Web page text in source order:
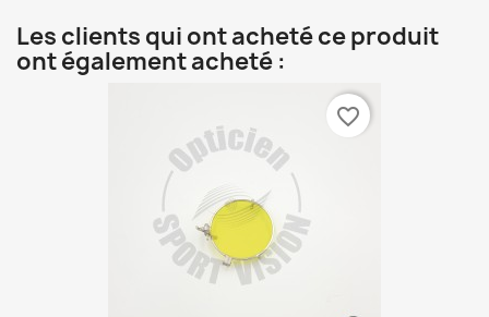
Les clients qui ont acheté ce produit
ont également acheté :
favorite_border